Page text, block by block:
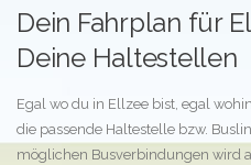
Dein Fahrplan für
Deine Haltestellen
Egal wo du in Ellzee bist, egal
die passende Haltestelle bzw.
möglichen Busverbindungen wird